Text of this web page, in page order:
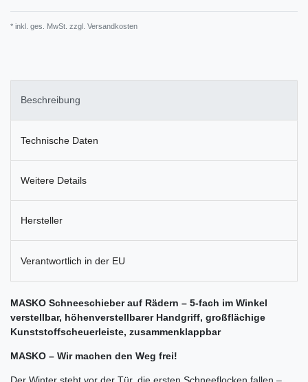
* inkl. ges. MwSt. zzgl. Versandkosten
Beschreibung
Technische Daten
Weitere Details
Hersteller
Verantwortlich in der EU
MASKO Schneeschieber auf Rädern – 5-fach im Winkel
verstellbar, höhenverstellbarer Handgriff, großflächige
Kunststoffscheuerleiste, zusammenklappbar
MASKO – Wir machen den Weg frei!